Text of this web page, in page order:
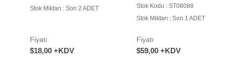
Stok Miktarı : Son 2 ADET
Fiyatı
$18,00 +KDV
Stok Kodu : ST08088
Stok Miktarı : Son 1 ADET
Fiyatı
$59,00 +KDV